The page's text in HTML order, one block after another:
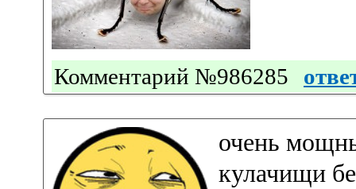
Комментарий №986285
очень
кулачищи